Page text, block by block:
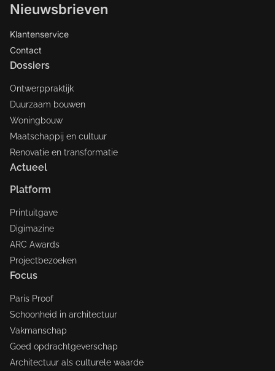
Nieuwsbrieven
Klantenservice
Contact
Dossiers
Ontwerppraktijk
Duurzaam bouwen
Woningbouw
Maatschappij en cultuur
Renovatie en transformatie
Actueel
Platform
Printuitgave
Digimazine
ARC Awards
Projectbezoeken
Focus
Paris Proof
Schoonheid in architectuur
Vakmanschap
Goed opdrachtgeverschap
Architectuur als culturele waarde